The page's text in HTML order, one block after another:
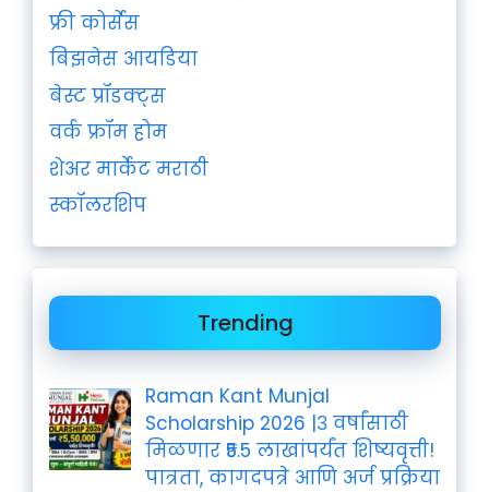
फ्री कोर्सेस
बिझनेस आयडिया
बेस्ट प्रॉडक्ट्स
वर्क फ्रॉम होम
शेअर मार्केट मराठी
स्कॉलरशिप
Trending
Raman Kant Munjal
Scholarship 2026 |३ वर्षांसाठी
मिळणार ₹5.5 लाखांपर्यंत शिष्यवृत्ती!
पात्रता, कागदपत्रे आणि अर्ज प्रक्रिया